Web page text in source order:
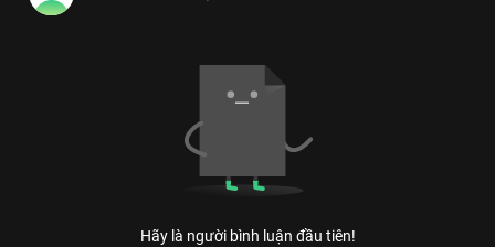
Hãy là người bình luận đầu tiên!